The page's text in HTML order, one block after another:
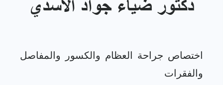
دكتور ضياء جواد الأسدي
اختصاص جراحة العظام والكسور والمفاصل